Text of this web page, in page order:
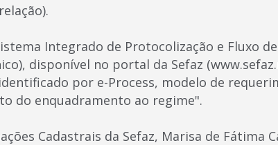
Integrado de Protocolização e Fluxo
disponível no portal da Sefaz
por e-Process, modelo de
do enquadramento ao regime".
Cadastrais da Sefaz, Marisa de Fátima